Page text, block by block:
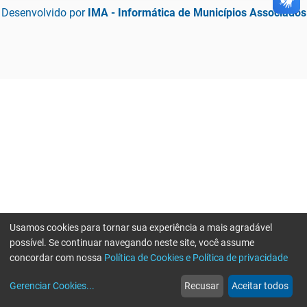
Desenvolvido por IMA - Informática de Municípios Associados
web
Notícias
more_horiz
Mais
Usamos cookies para tornar sua experiência a mais agradável
possível. Se continuar navegando neste site, você assume
concordar com nossa Política de Cookies e Política de privacidade
Gerenciar Cookies... Recusar Aceitar todos